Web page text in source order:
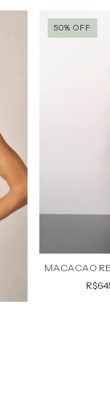
50%OFF
MACACAO